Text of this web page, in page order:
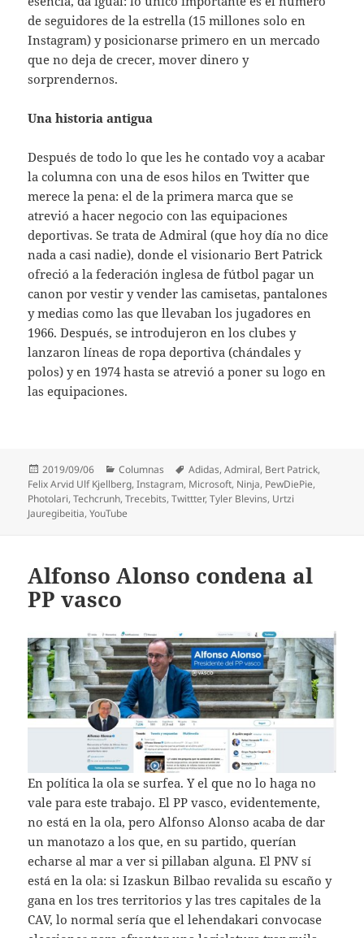
de seguidores de la estrella (15 millones solo en
Instagram) y posicionarse primero en un mercado
que no deja de crecer, mover dinero y
sorprendernos.
Una historia antigua
Después de todo lo que les he contado voy a acabar
la columna con una de esos hilos en Twitter que
merece la pena: el de la primera marca que se
atrevió a hacer negocio con las equipaciones
deportivas. Se trata de Admiral (que hoy día no dice
nada a casi nadie), donde el visionario Bert Patrick
ofreció a la federación inglesa de fútbol pagar un
canon por vestir y vender las camisetas, pantalones
y medias como las que llevaban los jugadores en
1966. Después, se introdujeron en los clubes y
lanzaron líneas de ropa deportiva (chándales y
polos) y en 1974 hasta se atrevió a poner su logo en
las equipaciones.
Publicado
el
2019/09/06 Categorías
Columnas Etiquetas
Adidas,Admiral, Bert Patrick,
Felix Arvid Ulf Kjellberg,Instagram, Microsoft, Ninja, PewDiePie,
Photolari,Techcrunh,Trecebits,Twittter,Tyler Blevins, Urtzi
Jauregibeitia,YouTube
Alfonso Alonso condena al
PP vasco
En política la ola se surfea. Y el que no lo haga no
vale para este trabajo. El PP vasco, evidentemente,
no está en la ola, pero Alfonso Alonso acaba de dar
un manotazo a los que, en su partido, querían
echarse al mar a ver si pillaban alguna. El PNV sí
está en la ola: si Izaskun Bilbao revalida su escaño y
gana en los tres territorios y las tres capitales de la
CAV, lo normal sería que el lehendakari convocase